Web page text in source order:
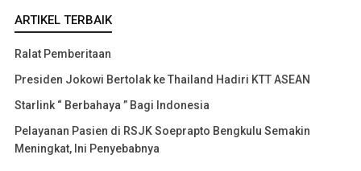
ARTIKEL TERBAIK
Ralat Pemberitaan
Presiden Jokowi Bertolak ke Thailand Hadiri KTT ASEAN
Starlink “ Berbahaya ” Bagi Indonesia
Pelayanan Pasien di RSJK Soeprapto Bengkulu Semakin
Meningkat, Ini Penyebabnya